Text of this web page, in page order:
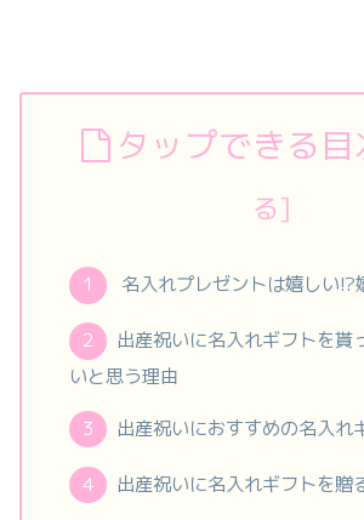
タップできる目
名入れプレゼントは嬉しい
出産祝いに名入れギフトを貰
いと思う理由
出産祝いにおすすめの名入れ
出産祝いに名入れギフトを贈